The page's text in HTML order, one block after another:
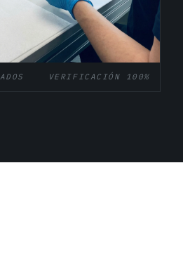
VERIFICACIÓN 100%